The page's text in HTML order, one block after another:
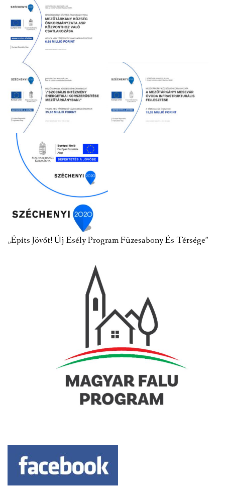
„Építs Jövőt! Új Esély Program Füzesabony És Térsége”